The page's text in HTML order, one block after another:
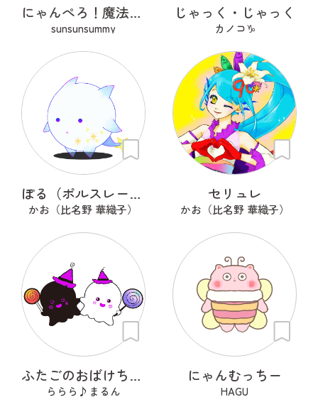
にゃんぺろ！魔法使いっ
sunsunsummy
じゃっく・じゃっく
カノコ♑
ぽる（ポルスレーヌ）
かお（比名野 華織子）
セリュレ
かお（比名野 華織子）
ふたごのおばけちゃん！くろんとしろん
ららら♪まるん
にゃんむっちー
HAGU